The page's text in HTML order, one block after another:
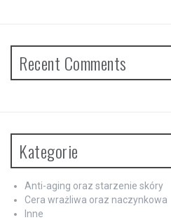
Recent Comments
Kategorie
Anti-aging oraz starzenie skóry
Cera wrażliwa oraz naczynkowa
Inne